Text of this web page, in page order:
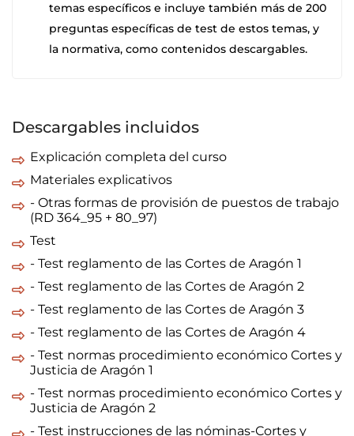
temas específicos e incluye también más de 200
preguntas específicas de test de estos temas, y
la normativa, como contenidos descargables.
Descargables incluidos
Explicación completa del curso
Materiales explicativos
- Otras formas de provisión de puestos de trabajo
(RD 364_95 + 80_97)
Test
- Test reglamento de las Cortes de Aragón 1
- Test reglamento de las Cortes de Aragón 2
- Test reglamento de las Cortes de Aragón 3
- Test reglamento de las Cortes de Aragón 4
- Test normas procedimiento económico Cortes y
Justicia de Aragón 1
- Test normas procedimiento económico Cortes y
Justicia de Aragón 2
- Test instrucciones de las nóminas-Cortes y